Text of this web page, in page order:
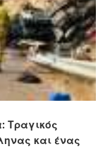
Τραγικός
και ένας